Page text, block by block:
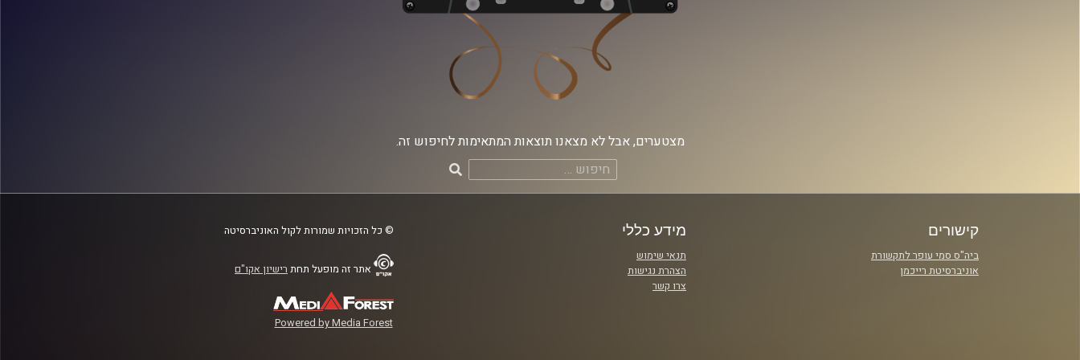
מצטערים, אבל לא מצאנו תוצאות המתאימות לחיפוש זה.
חיפוש:
קישורים
ביה"ס סמי עופר לתקשורת
אוניברסיטת רייכמן
מידע כללי
תנאי שימוש
הצהרת נגישות
צרו קשר
© כל הזכויות שמורות לקול האוניברסיטה
אתר זה מופעל תחת רישיון אקו"ם
Powered by Media Forest